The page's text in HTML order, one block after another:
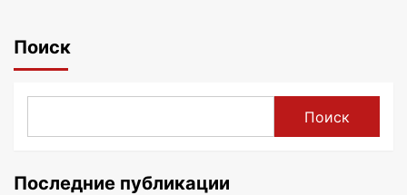
Поиск
Поиск
Последние публикации